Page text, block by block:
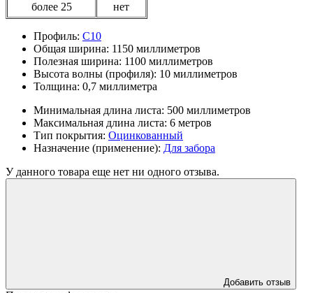
более 25 нет
Профиль: С10
Общая ширина: 1150 миллиметров
Полезная ширина: 1100 миллиметров
Высота волны (профиля): 10 миллиметров
Толщина: 0,7 миллиметра
Минимальная длина листа: 500 миллиметров
Максимальная длина листа: 6 метров
Тип покрытия: Оцинкованный
Назначение (применение): Для забора
У данного товара еще нет ни одного отзыва.
Добавить отзыв